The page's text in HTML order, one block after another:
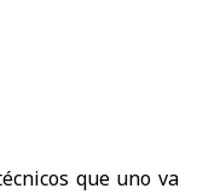
que uno va